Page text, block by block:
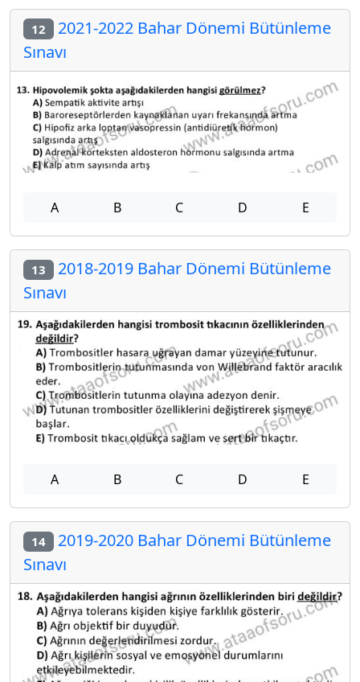
12 2021-2022 Bahar Dönemi Bütünleme
Sınavı
A B C D E
13 2018-2019 Bahar Dönemi Bütünleme
Sınavı
A B C D E
14 2019-2020 Bahar Dönemi Bütünleme
Sınavı